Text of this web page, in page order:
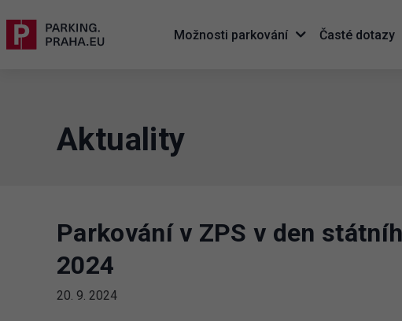
Možnosti parkování Časté dotazy
Aktuality
Parkování v ZPS v den
2024
20. 9. 2024